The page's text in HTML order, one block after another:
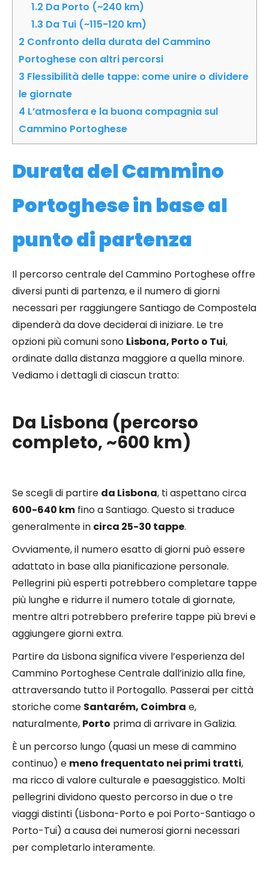
1.2 Da Porto (~240 km)
1.3 Da Tui (~115-120 km)
2 Confronto della durata del Cammino
Portoghese con altri percorsi
3 Flessibilità delle tappe: come unire o dividere
le giornate
4 L’atmosfera e la buona compagnia sul
Cammino Portoghese
Durata del Cammino
Portoghese in base al
punto di partenza
Il percorso centrale del Cammino Portoghese offre
diversi punti di partenza, e il numero di giorni
necessari per raggiungere Santiago de Compostela
dipenderà da dove deciderai di iniziare. Le tre
opzioni più comuni sono Lisbona, Porto o Tui,
ordinate dalla distanza maggiore a quella minore.
Vediamo i dettagli di ciascun tratto:
Da Lisbona (percorso
completo, ~600 km)
Se scegli di partire da Lisbona, ti aspettano circa
600-640 km fino a Santiago. Questo si traduce
generalmente in circa 25-30 tappe.
Ovviamente, il numero esatto di giorni può essere
adattato in base alla pianificazione personale.
Pellegrini più esperti potrebbero completare tappe
più lunghe e ridurre il numero totale di giornate,
mentre altri potrebbero preferire tappe più brevi e
aggiungere giorni extra.
Partire da Lisbona significa vivere l’esperienza del
Cammino Portoghese Centrale dall’inizio alla fine,
attraversando tutto il Portogallo. Passerai per città
storiche come Santarém, Coimbra e,
naturalmente, Porto prima di arrivare in Galizia.
È un percorso lungo (quasi un mese di cammino
continuo) e meno frequentato nei primi tratti,
ma ricco di valore culturale e paesaggistico. Molti
pellegrini dividono questo percorso in due o tre
viaggi distinti (Lisbona-Porto e poi Porto-Santiago o
Porto-Tui) a causa dei numerosi giorni necessari
per completarlo interamente.